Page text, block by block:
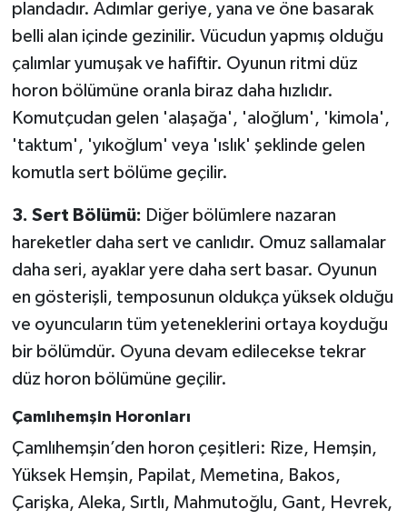
plandadır. Adımlar geriye, yana ve öne basarak
belli alan içinde gezinilir. Vücudun yapmış olduğu
çalımlar yumuşak ve hafiftir. Oyunun ritmi düz
horon bölümüne oranla biraz daha hızlıdır.
Komutçudan gelen 'alaşağa', 'aloğlum', 'kimola',
'taktum', 'yıkoğlum' veya 'ıslık' şeklinde gelen
komutla sert bölüme geçilir.
3. Sert Bölümü: Diğer bölümlere nazaran
hareketler daha sert ve canlıdır. Omuz sallamalar
daha seri, ayaklar yere daha sert basar. Oyunun
en gösterişli, temposunun oldukça yüksek olduğu
ve oyuncuların tüm yeteneklerini ortaya koyduğu
bir bölümdür. Oyuna devam edilecekse tekrar
düz horon bölümüne geçilir.
Çamlıhemşin Horonları
Çamlıhemşin’den horon çeşitleri: Rize, Hemşin,
Yüksek Hemşin, Papilat, Memetina, Bakos,
Çarişka, Aleka, Sırtlı, Mahmutoğlu, Gant, Hevrek,